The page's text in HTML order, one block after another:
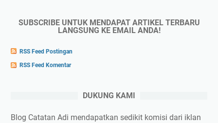
SUBSCRIBE UNTUK MENDAPAT ARTIKEL TERBARU
LANGSUNG KE EMAIL ANDA!
RSS Feed Postingan
RSS Feed Komentar
DUKUNG KAMI
Blog Catatan Adi mendapatkan sedikit komisi dari iklan